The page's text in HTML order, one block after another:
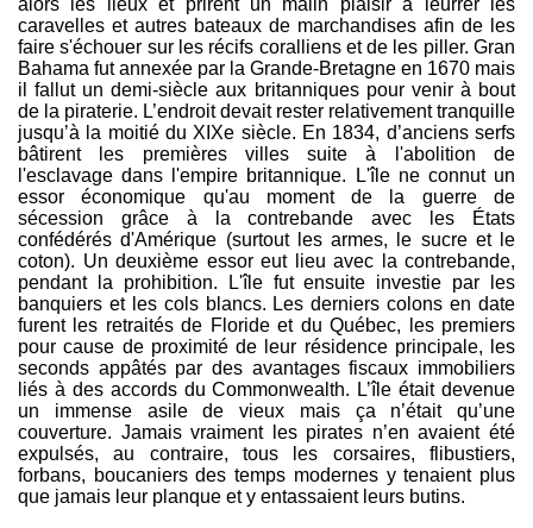
alors les lieux et prirent un malin plaisir à leurrer les
caravelles et autres bateaux de marchandises afin de les
faire s'échouer sur les récifs coralliens et de les piller. Gran
Bahama fut annexée par la Grande-Bretagne en 1670 mais
il fallut un demi-siècle aux britanniques pour venir à bout
de la piraterie. L’endroit devait rester relativement tranquille
jusqu’à la moitié du XIXe siècle. En 1834, d’anciens serfs
bâtirent les premières villes suite à l'abolition de
l'esclavage dans l'empire britannique. L'île ne connut un
essor économique qu'au moment de la guerre de
sécession grâce à la contrebande avec les États
confédérés d'Amérique (surtout les armes, le sucre et le
coton). Un deuxième essor eut lieu avec la contrebande,
pendant la prohibition. L'île fut ensuite investie par les
banquiers et les cols blancs. Les derniers colons en date
furent les retraités de Floride et du Québec, les premiers
pour cause de proximité de leur résidence principale, les
seconds appâtés par des avantages fiscaux immobiliers
liés à des accords du Commonwealth. L’île était devenue
un immense asile de vieux mais ça n’était qu’une
couverture. Jamais vraiment les pirates n’en avaient été
expulsés, au contraire, tous les corsaires, flibustiers,
forbans, boucaniers des temps modernes y tenaient plus
que jamais leur planque et y entassaient leurs butins.